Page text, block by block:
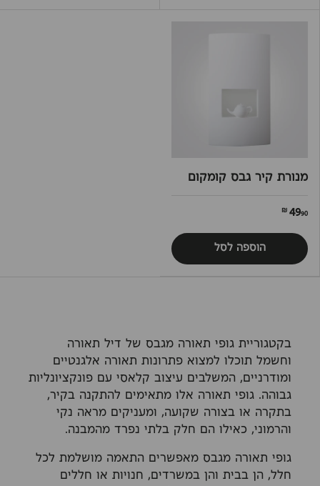
מנורת קיר גבס קומקום
4990 ₪
הוספה לסל
בקטגוריית גופי תאורה מגבס של דיל תאורה
וחשמל תוכלו למצוא פתרונות תאורה אלגנטיים
ומודרניים, המשלבים עיצוב קלאסי עם פונקציונליות
גבוהה. גופי תאורה אלו מתאימים להתקנה בקיר,
בתקרה או בצורה שקועה, ומעניקים מראה נקי
והרמוני, כאילו הם חלק בלתי נפרד מהמבנה.
גופי תאורה מגבס מאפשרים התאמה מושלמת לכל
חלל, הן בבית והן במשרדים, חנויות או חללים